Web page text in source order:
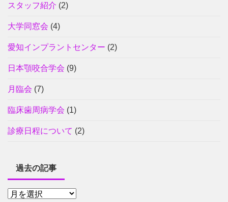
スタッフ紹介 (2)
大学同窓会 (4)
愛知インプラントセンター (2)
日本顎咬合学会 (9)
月臨会 (7)
臨床歯周病学会 (1)
診療日程について (2)
過去の記事